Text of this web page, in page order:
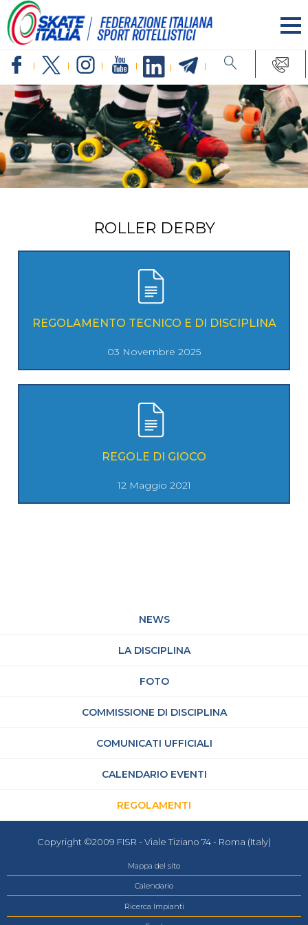
ROLLER DERBY
REGOLAMENTO TECNICO E DI DISCIPLINA
03 Novembre 2025
REGOLE DI GIOCO
12 Maggio 2021
NEWS
LA DISCIPLINA
FOTO
COMMISSIONE DI DISCIPLINA
COMUNICATI UFFICIALI
CALENDARIO EVENTI
REGOLAMENTI
Copyright ©2009 FISR - Viale Tiziano 74 - Roma (Italy)
Mappa del sito
Calendario
Ricerca Impianti